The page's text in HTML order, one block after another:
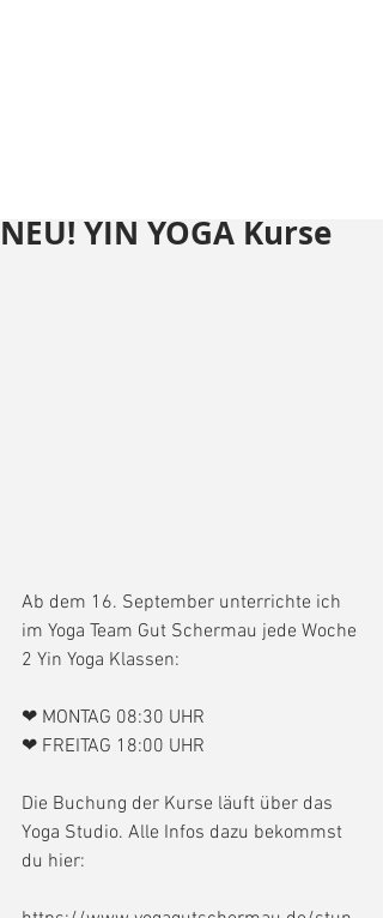
NEU! YIN YOGA Kurse
Ab dem 16. September unterrichte ich
im Yoga Team Gut Schermau jede Woche
2 Yin Yoga Klassen:
❤ MONTAG 08:30 UHR
❤ FREITAG 18:00 UHR
Die Buchung der Kurse läuft über das
Yoga Studio. Alle Infos dazu bekommst
du hier: